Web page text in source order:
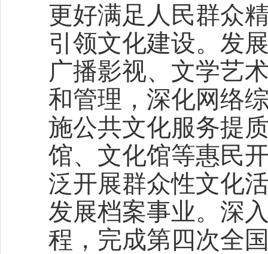
更好满足人民群众
引领文化建设。发
广播影视、文学艺
和管理，深化网络
施公共文化服务提
馆、文化馆等惠民
泛开展群众性文化
发展档案事业。深
程，完成第四次全